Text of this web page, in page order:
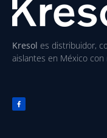
Kresol es distribuidor,
aislantes en México